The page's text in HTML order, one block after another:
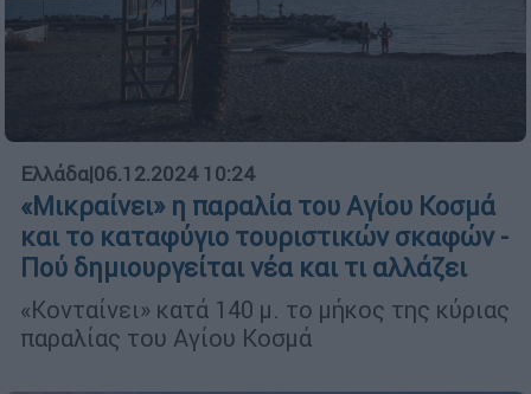
Ελλάδα|06.12.2024 10:24
«Μικραίνει» η παραλία του Αγίου Κοσμά
και το καταφύγιο τουριστικών σκαφών -
Πού δημιουργείται νέα και τι αλλάζει
«Κονταίνει» κατά 140 μ. το μήκος της κύριας
παραλίας του Αγίου Κοσμά